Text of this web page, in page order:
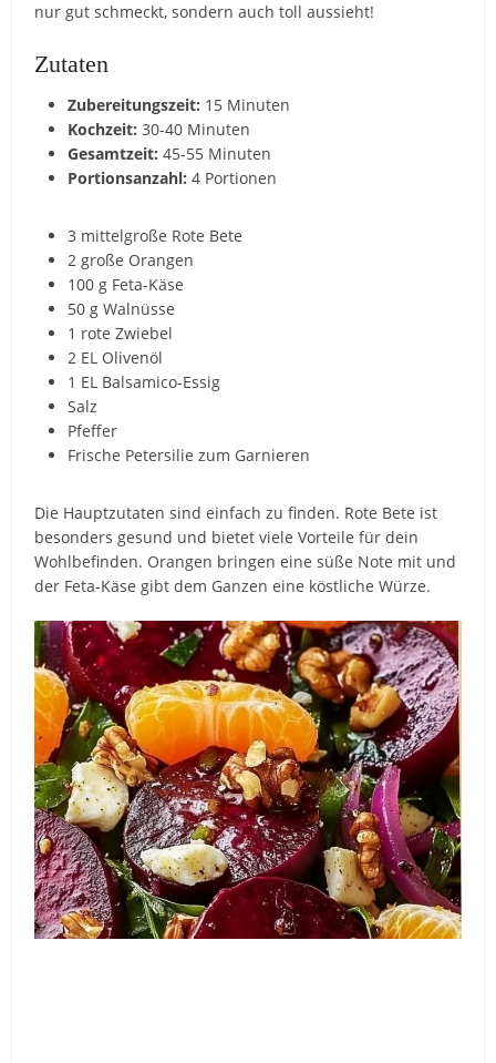
nur gut schmeckt, sondern auch toll aussieht!
Zutaten
Zubereitungszeit: 15 Minuten
Kochzeit: 30-40 Minuten
Gesamtzeit: 45-55 Minuten
Portionsanzahl: 4 Portionen
3 mittelgroße Rote Bete
2 große Orangen
100 g Feta-Käse
50 g Walnüsse
1 rote Zwiebel
2 EL Olivenöl
1 EL Balsamico-Essig
Salz
Pfeffer
Frische Petersilie zum Garnieren
Die Hauptzutaten sind einfach zu finden. Rote Bete ist
besonders gesund und bietet viele Vorteile für dein
Wohlbefinden. Orangen bringen eine süße Note mit und
der Feta-Käse gibt dem Ganzen eine köstliche Würze.